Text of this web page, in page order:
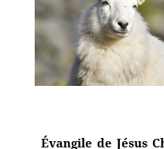
Évangile de Jésus